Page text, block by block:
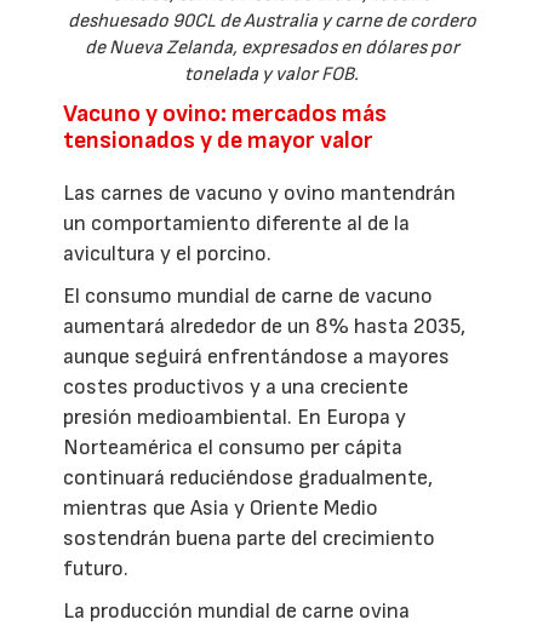
deshuesado 90CL de Australia y carne de cordero
de Nueva Zelanda, expresados en dólares por
tonelada y valor FOB.
Vacuno y ovino: mercados más
tensionados y de mayor valor
Las carnes de vacuno y ovino mantendrán
un comportamiento diferente al de la
avicultura y el porcino.
El consumo mundial de carne de vacuno
aumentará alrededor de un 8% hasta 2035,
aunque seguirá enfrentándose a mayores
costes productivos y a una creciente
presión medioambiental. En Europa y
Norteamérica el consumo per cápita
continuará reduciéndose gradualmente,
mientras que Asia y Oriente Medio
sostendrán buena parte del crecimiento
futuro.
La producción mundial de carne ovina